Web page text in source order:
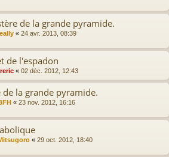
de la grande pyramide.
« 24 avr. 2013, 08:39
de l'espadon
« 02 déc. 2012, 12:43
de la grande pyramide.
« 23 nov. 2012, 16:16
« 29 oct. 2012, 18:40